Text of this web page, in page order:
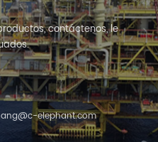
contáctenos, le
elephant.com